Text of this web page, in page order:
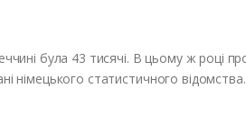
була 43 тисячі. В цьому ж році
німецького статистичного відомства.